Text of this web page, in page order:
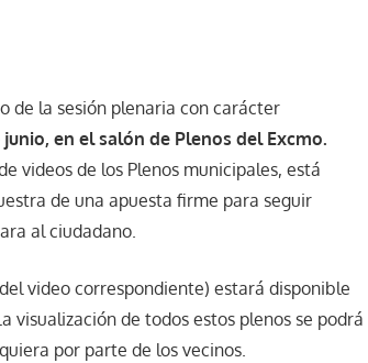
de la sesión plenaria con carácter
en el salón de Plenos del Excmo.
videos de los Plenos municipales, está
de una apuesta firme para seguir
al ciudadano.
video correspondiente) estará disponible
visualización de todos estos plenos se podrá
por parte de los vecinos.